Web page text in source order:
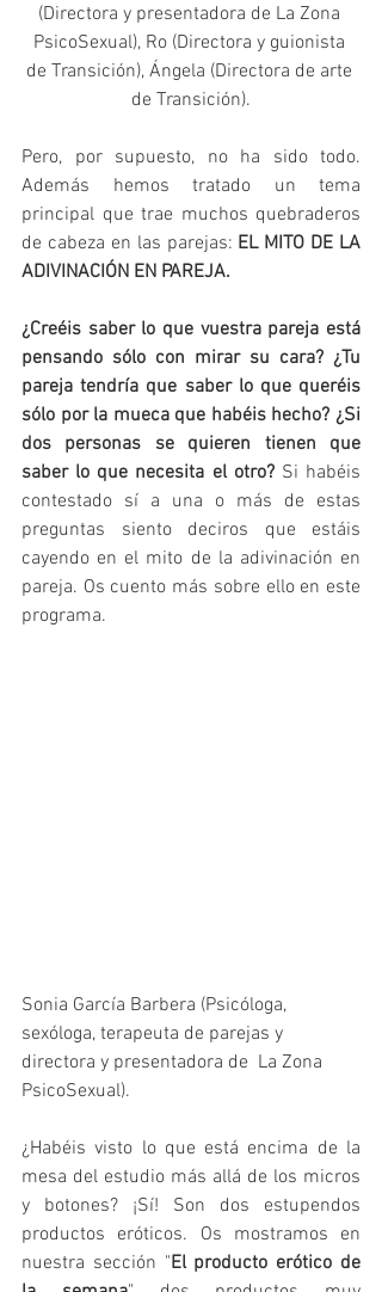
(Directora y presentadora de La Zona
PsicoSexual), Ro (Directora y guionista
de Transición), Ángela (Directora de arte
de Transición).
Pero, por supuesto, no ha sido todo.
Además hemos tratado un tema
principal que trae muchos quebraderos
de cabeza en las parejas: EL MITO DE LA
ADIVINACIÓN EN PAREJA.
¿Creéis saber lo que vuestra pareja está
pensando sólo con mirar su cara? ¿Tu
pareja tendría que saber lo que queréis
sólo por la mueca que habéis hecho? ¿Si
dos personas se quieren tienen que
saber lo que necesita el otro? Si habéis
contestado sí a una o más de estas
preguntas siento deciros que estáis
cayendo en el mito de la adivinación en
pareja. Os cuento más sobre ello en este
programa.
​Sonia García Barbera (Psicóloga,
sexóloga, terapeuta de parejas y
directora y presentadora de  La Zona
PsicoSexual).
¿Habéis visto lo que está encima de la
mesa del estudio más allá de los micros
y botones? ¡Sí! Son dos estupendos
productos eróticos. Os mostramos en
nuestra sección "El producto erótico de